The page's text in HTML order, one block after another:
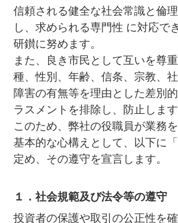
信頼される健全な社会常識と倫
し、求められる専門性 に対応で
研鑚に努めます。
また、良き市民として互いを尊
種、性別、年齢、信条、宗教、
障害の有無等を理由とした差別
ラスメントを排除し、防止します
このため、弊社の役職員が業務
基本的な心構えとして、以下に
定め、その遵守を宣言します。
１．社会規範及び法令等の遵守
投資者の保護や取引の公正性を